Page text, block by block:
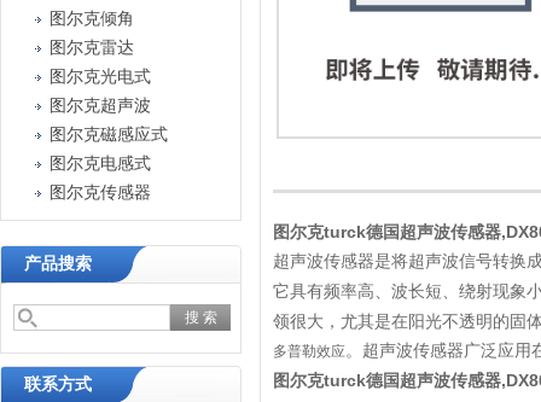
图尔克倾角
图尔克雷达
图尔克光电式
图尔克超声波
图尔克磁感应式
图尔克电感式
图尔克传感器
产品搜索
联系方式
图尔克turck德国超声波传感器
超声波传感器是将超声波信号转换
它具有频率高、波长短、绕射现象
领很大，尤其是在阳光不透明的固
多普勒效应。超声波传感器广泛应用
图尔克turck德国超声波传感器